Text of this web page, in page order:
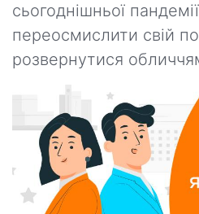
сьогоднішньої
переосмислити свій
розвернутися